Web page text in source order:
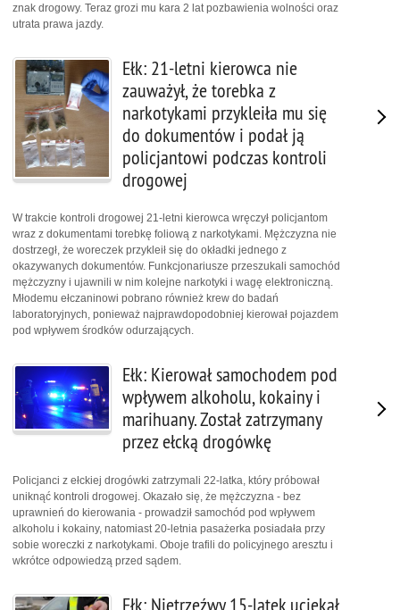
znak drogowy. Teraz grozi mu kara 2 lat pozbawienia wolności oraz
utrata prawa jazdy.
Ełk: 21-letni kierowca nie
zauważył, że torebka z
narkotykami przykleiła mu się
do dokumentów i podał ją
policjantowi podczas kontroli
drogowej
W trakcie kontroli drogowej 21-letni kierowca wręczył policjantom
wraz z dokumentami torebkę foliową z narkotykami. Mężczyzna nie
dostrzegł, że woreczek przykleił się do okładki jednego z
okazywanych dokumentów. Funkcjonariusze przeszukali samochód
mężczyzny i ujawnili w nim kolejne narkotyki i wagę elektroniczną.
Młodemu ełczaninowi pobrano również krew do badań
laboratoryjnych, ponieważ najprawdopodobniej kierował pojazdem
pod wpływem środków odurzających.
Ełk: Kierował samochodem pod
wpływem alkoholu, kokainy i
marihuany. Został zatrzymany
przez ełcką drogówkę
Policjanci z ełckiej drogówki zatrzymali 22-latka, który próbował
uniknąć kontroli drogowej. Okazało się, że mężczyzna - bez
uprawnień do kierowania - prowadził samochód pod wpływem
alkoholu i kokainy, natomiast 20-letnia pasażerka posiadała przy
sobie woreczki z narkotykami. Oboje trafili do policyjnego aresztu i
wkrótce odpowiedzą przed sądem.
Ełk: Nietrzeźwy 15-latek uciekał